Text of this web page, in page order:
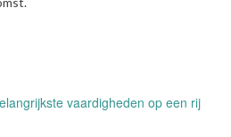
vaardigheden op een rij